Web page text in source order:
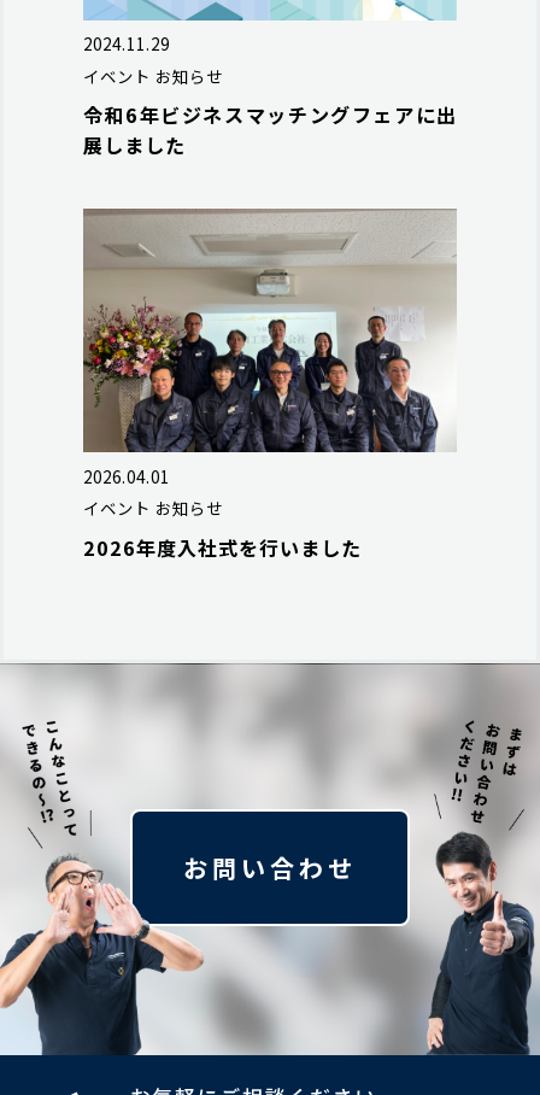
2024.11.29
イベント お知らせ
令和6年ビジネスマッチングフェアに出
展しました
2026.04.01
イベント お知らせ
2026年度入社式を行いました
お問い合わせ